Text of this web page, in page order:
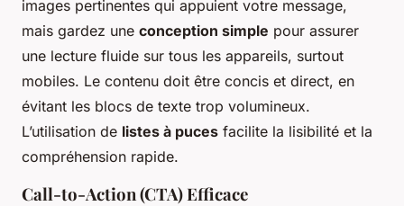
images pertinentes qui appuient votre message,
mais gardez une conception simple pour assurer
une lecture fluide sur tous les appareils, surtout
mobiles. Le contenu doit être concis et direct, en
évitant les blocs de texte trop volumineux.
L’utilisation de listes à puces facilite la lisibilité et la
compréhension rapide.
Call-to-Action (CTA) Efficace